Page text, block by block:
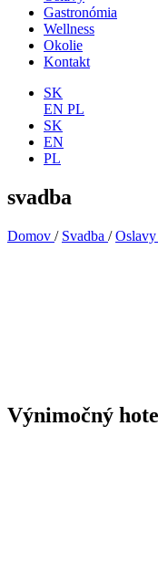
Gastronómia
Wellness
Okolie
Kontakt
SK
EN PL
SK
EN
PL
svadba
Domov / Svadba /Oslavy
Výnimočný